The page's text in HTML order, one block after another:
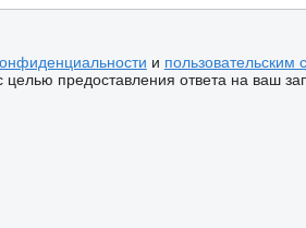
и пользовательским
предоставления ответа на ваш